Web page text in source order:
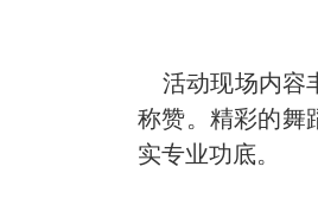
活动现场内容
称赞。精彩的舞
实专业功底。